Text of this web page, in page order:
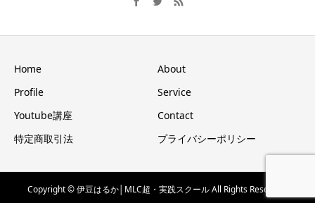
Home
About
Profile
Service
Youtube講座
Contact
特定商取引法
プライバシーポリシー
Copyright © 伊豆はるか│MLC超・実践スクール All Rights Reserved.